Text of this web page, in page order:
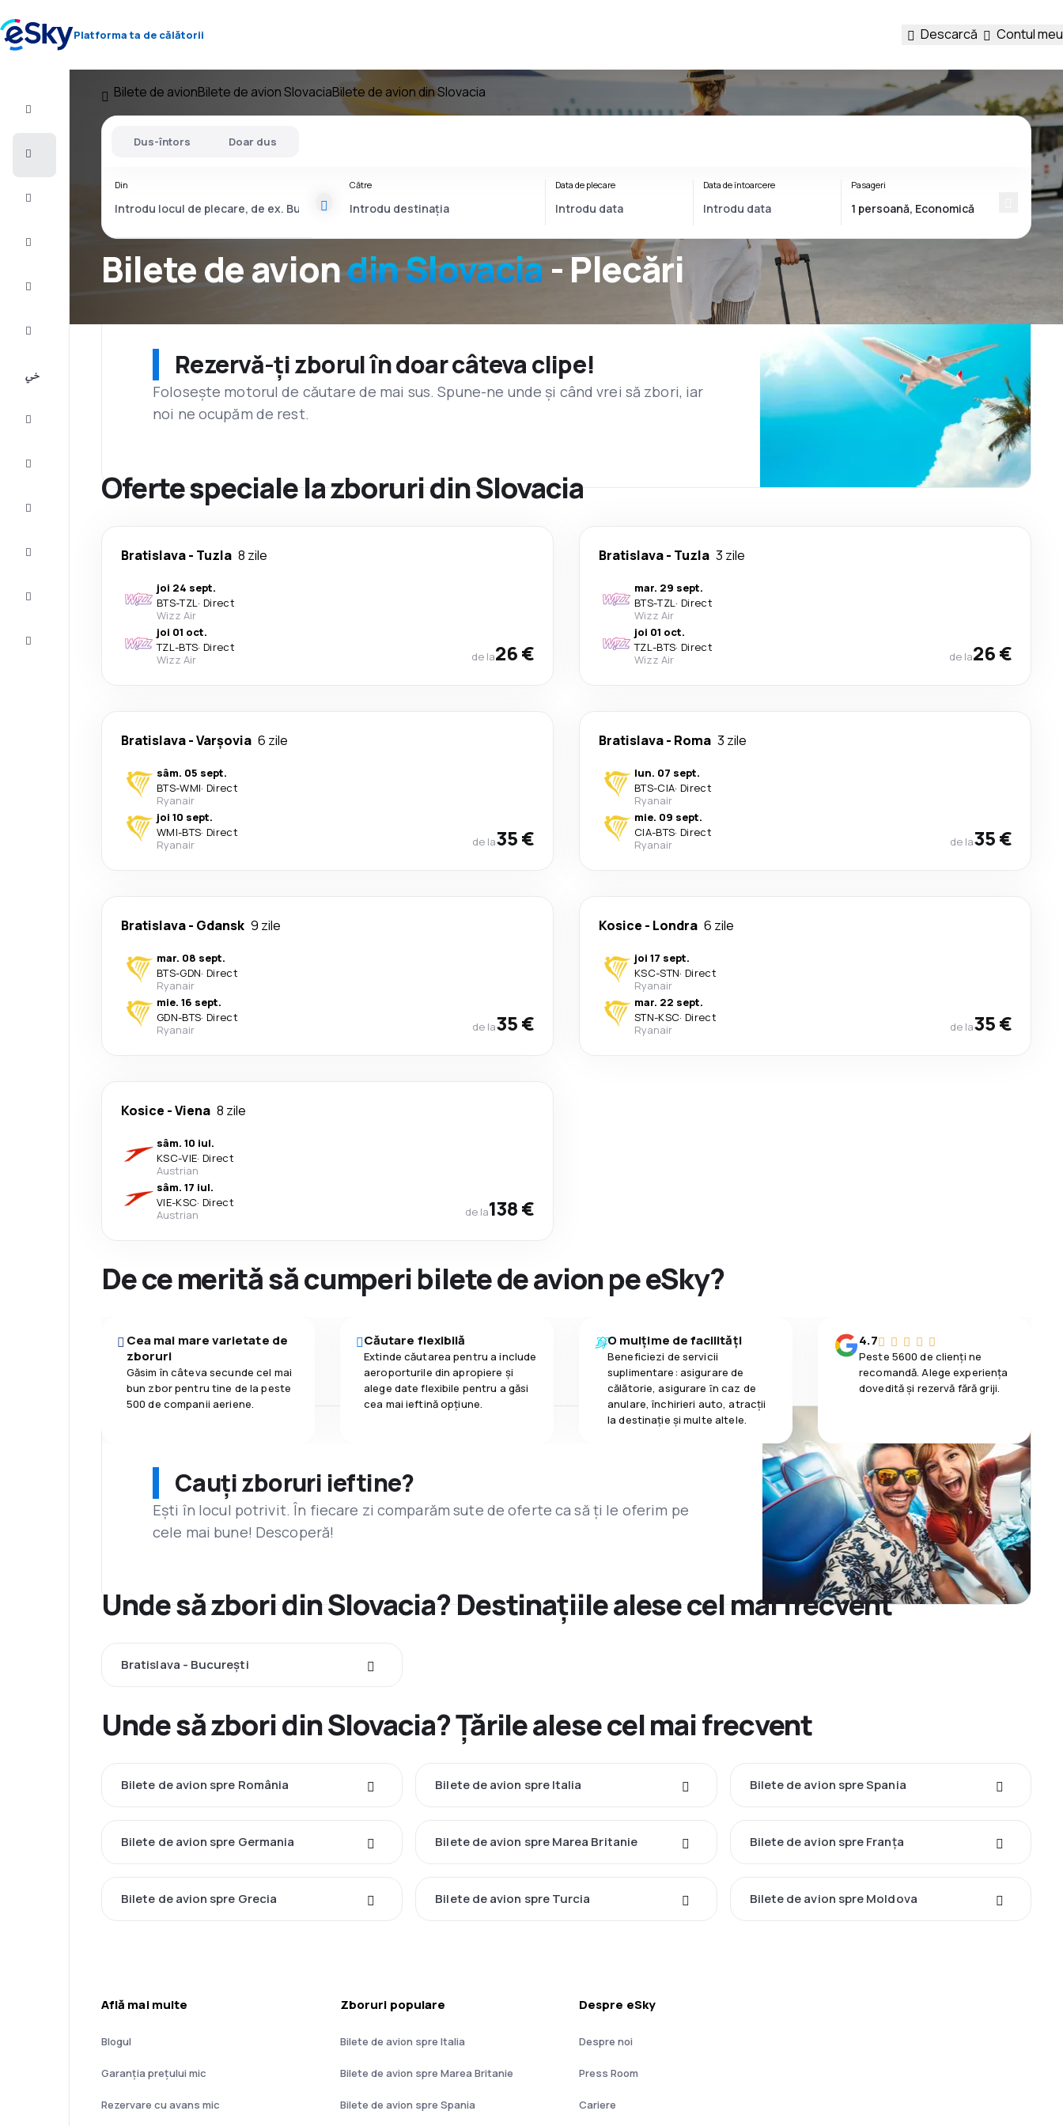
Platforma ta de călătorii Descarcă Contul meu
Bilete de avionBilete de avion SlovaciaBilete de avion din Slovacia
Bilete de aviondin Slovacia- Plecări
Dus-întors Doar dus
Din Către Data de plecare Data de întoarcere Pasageri
Rezervă-ți zborul în doar câteva clipe!
Folosește motorul de căutare de mai sus. Spune-ne unde și când vrei să zbori, iar
noi ne ocupăm de rest.
Oferte speciale la zboruri din Slovacia
Bratislava- Tuzla 8 zile
joi 24 sept.
BTS-TZL· Direct
Wizz Air
joi 01 oct.
TZL-BTS· Direct
Wizz Air
de la26 €
Bratislava- Tuzla 3 zile
mar. 29 sept.
BTS-TZL· Direct
Wizz Air
joi 01 oct.
TZL-BTS· Direct
Wizz Air
de la26 €
Bratislava-Varşovia 6 zile
sâm. 05 sept.
BTS-WMI· Direct
Ryanair
joi 10 sept.
WMI-BTS· Direct
Ryanair
de la35 €
Bratislava- Roma 3 zile
lun. 07 sept.
BTS-CIA· Direct
Ryanair
mie. 09 sept.
CIA-BTS· Direct
Ryanair
de la35 €
Bratislava- Gdansk 9 zile
mar. 08 sept.
BTS-GDN· Direct
Ryanair
mie. 16 sept.
GDN-BTS· Direct
Ryanair
de la35 €
Kosice - Londra 6 zile
joi 17 sept.
KSC-STN· Direct
Ryanair
mar. 22 sept.
STN-KSC· Direct
Ryanair
de la35 €
Kosice -Viena 8 zile
sâm. 10 iul.
KSC-VIE· Direct
Austrian
sâm. 17 iul.
VIE-KSC· Direct
Austrian
de la138 €
De ce merită să cumperi bilete de avion pe eSky?
Cea mai mare varietate de
zboruri
Găsim în câteva secunde cel mai
bun zbor pentru tine de la peste
500 de companii aeriene.
Căutare flexibilă
Extinde căutarea pentru a include
aeroporturile din apropiere și
alege date flexibile pentru a găsi
cea mai ieftină opțiune.
O mulțime de facilități
Beneficiezi de servicii
suplimentare: asigurare de
călătorie, asigurare ȋn caz de
anulare, închirieri auto, atracții
la destinaţie și multe altele.
4.7
Peste 5600 de clienți ne
recomandă. Alege experiența
dovedită și rezervă fără griji.
Cauți zboruri ieftine?
Ești în locul potrivit. În fiecare zi comparăm sute de oferte ca să ți le oferim pe
cele mai bune! Descoperă!
Unde să zbori din Slovacia? Destinațiile alese cel mai frecvent
Bratislava - București
Unde să zbori din Slovacia? Țările alese cel mai frecvent
Bilete de avion spre România Bilete de avion spre Italia Bilete de avion spre Spania
Bilete de avion spre Germania Bilete de avion spre Marea Britanie Bilete de avion spre Franţa
Bilete de avion spre Grecia Bilete de avion spre Turcia Bilete de avion spre Moldova
Află mai multe
Blogul
Garanția prețului mic
Rezervare cu avans mic
Zboruri populare
Bilete de avion spre Italia
Bilete de avion spre Marea Britanie
Bilete de avion spre Spania
Despre eSky
Despre noi
Press Room
Cariere